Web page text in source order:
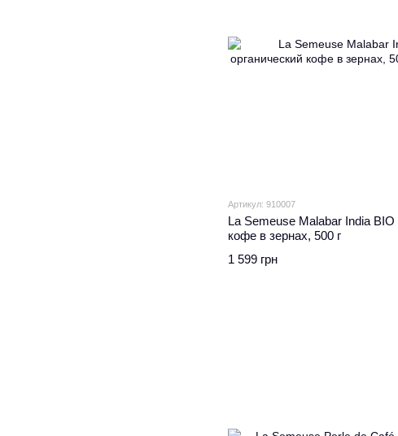
Артикул: 910007
La Semeuse Malabar India
кофе в зернах, 500 г
1 599 грн